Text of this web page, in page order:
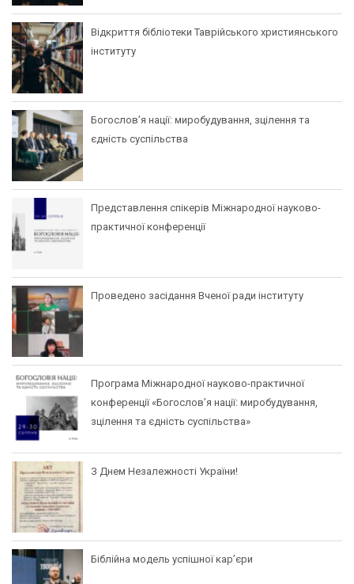
Відкриття бібліотеки Таврійського християнського
інституту
Богослов’я нації: миробудування, зцілення та
єдність суспільства
Представлення спікерів Міжнародної науково-
практичної конференції
Проведено засідання Вченої ради інституту
Програма Міжнародної науково-практичної
конференції «Богослов’я нації: миробудування,
зцілення та єдність суспільства»
З Днем Незалежності України!
Біблійна модель успішної кар’єри